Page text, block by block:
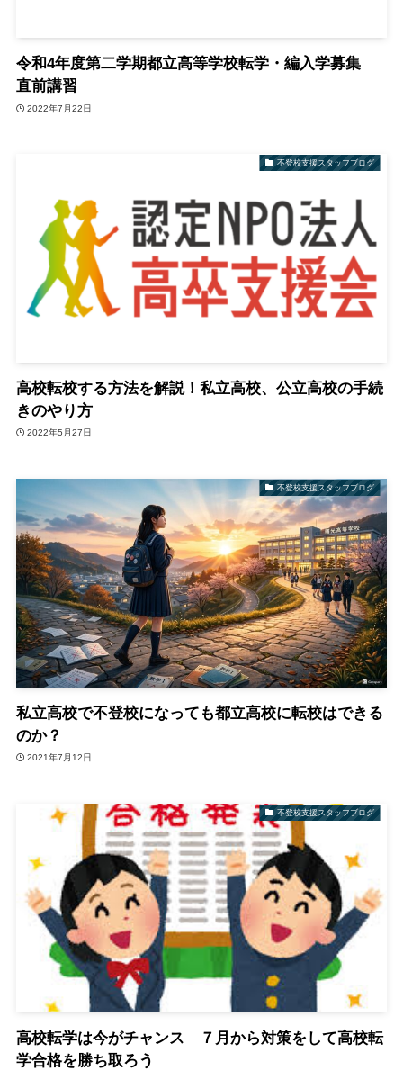
令和4年度第二学期都立高等学校転学・編入学募集
直前講習
2022年7月22日
不登校支援スタッフブログ
高校転校する方法を解説！私立高校、公立高校の手続
きのやり方
2022年5月27日
不登校支援スタッフブログ
私立高校で不登校になっても都立高校に転校はできる
のか？
2021年7月12日
不登校支援スタッフブログ
高校転学は今がチャンス ７月から対策をして高校転
学合格を勝ち取ろう